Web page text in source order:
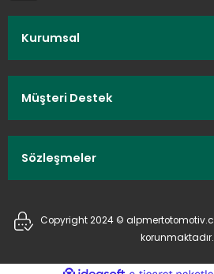
Kurumsal
Müşteri Destek
Sözleşmeler
Copyright 2024 ©
korunmaktadır.